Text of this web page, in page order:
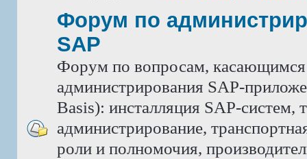
Форум по
SAP
Форум по вопросам, касающимся
администрирования SAP-
Basis): инсталляция SAP-систем,
администрирование,
роли и полномочия,